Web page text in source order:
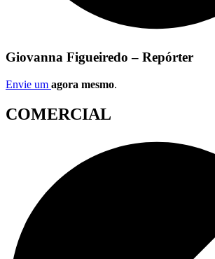
Giovanna Figueiredo – Repórter
Envie um agora mesmo.
COMERCIAL